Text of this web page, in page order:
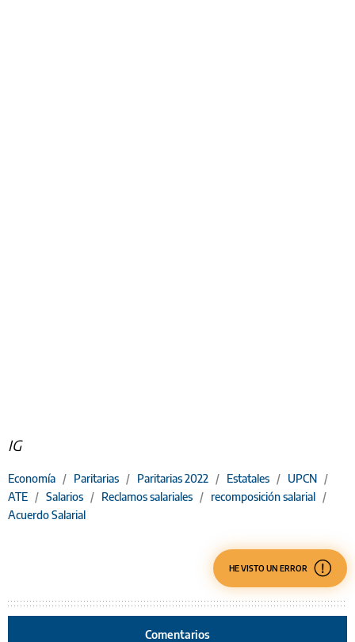
IG
Economía / Paritarias / Paritarias 2022 / Estatales / UPCN /
ATE / Salarios / Reclamos salariales / recomposición salarial /
Acuerdo Salarial
HE VISTO UN ERROR
Comentarios